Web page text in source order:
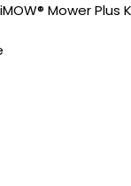
Mower